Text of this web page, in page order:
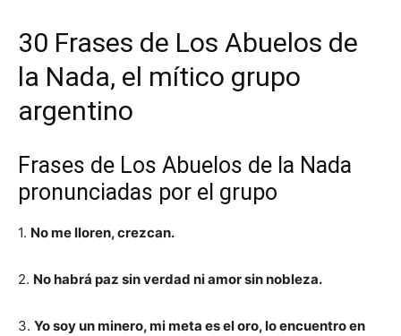
30 Frases de Los Abuelos de
la Nada, el mítico grupo
argentino
Frases de Los Abuelos de la Nada
pronunciadas por el grupo
1. No me lloren, crezcan.
2. No habrá paz sin verdad ni amor sin nobleza.
3. Yo soy un minero, mi meta es el oro, lo encuentro en